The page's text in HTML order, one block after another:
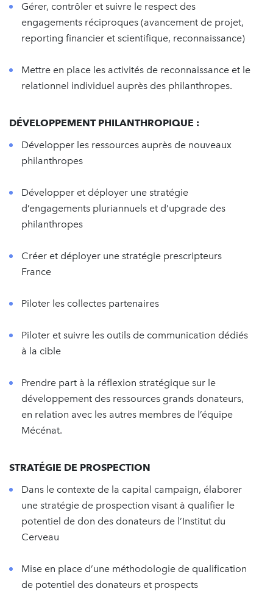
Gérer, contrôler et suivre le respect des
engagements réciproques (avancement de projet,
reporting financier et scientifique, reconnaissance)
Mettre en place les activités de reconnaissance et le
relationnel individuel auprès des philanthropes.
DÉVELOPPEMENT PHILANTHROPIQUE :
Développer les ressources auprès de nouveaux
philanthropes
Développer et déployer une stratégie
d’engagements pluriannuels et d’upgrade des
philanthropes
Créer et déployer une stratégie prescripteurs
France
Piloter les collectes partenaires
Piloter et suivre les outils de communication dédiés
à la cible
Prendre part à la réflexion stratégique sur le
développement des ressources grands donateurs,
en relation avec les autres membres de l’équipe
Mécénat.
STRATÉGIE DE PROSPECTION
Dans le contexte de la capital campaign, élaborer
une stratégie de prospection visant à qualifier le
potentiel de don des donateurs de l’Institut du
Cerveau
Mise en place d’une méthodologie de qualification
de potentiel des donateurs et prospects